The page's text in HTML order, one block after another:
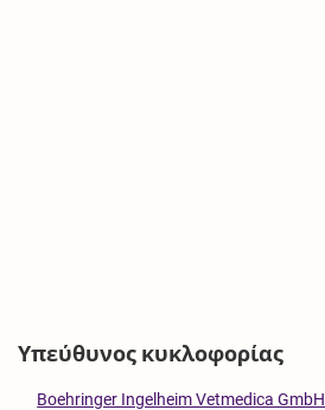
Υπεύθυνος κυκλοφορίας
Boehringer Ingelheim Vetmedica GmbH